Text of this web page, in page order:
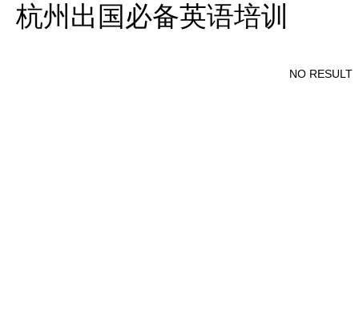
杭州出国必备英语培训
NO RESULT